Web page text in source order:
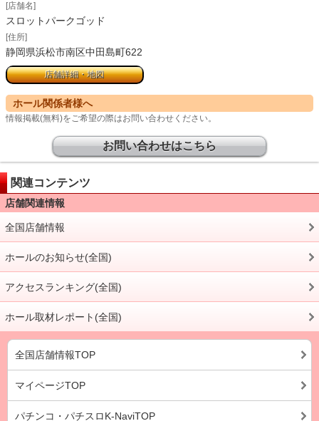
[店舗名]
スロットパークゴッド
[住所]
静岡県浜松市南区中田島町622
店舗詳細・地図
ホール関係者様へ
情報掲載(無料)をご希望の際はお問い合わせください。
お問い合わせはこちら
関連コンテンツ
店舗関連情報
全国店舗情報
ホールのお知らせ(全国)
アクセスランキング(全国)
ホール取材レポート(全国)
全国店舗情報TOP
マイページTOP
パチンコ・パチスロK-NaviTOP